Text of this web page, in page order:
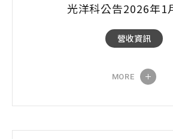
光洋科公告2026年1
營收資訊
MORE